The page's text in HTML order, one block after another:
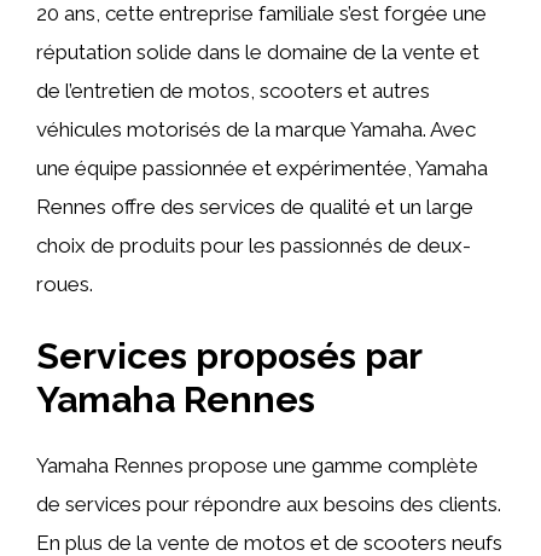
20 ans, cette entreprise familiale s’est forgée une
réputation solide dans le domaine de la vente et
de l’entretien de motos, scooters et autres
véhicules motorisés de la marque Yamaha. Avec
une équipe passionnée et expérimentée, Yamaha
Rennes offre des services de qualité et un large
choix de produits pour les passionnés de deux-
roues.
Services proposés par
Yamaha Rennes
Yamaha Rennes propose une gamme complète
de services pour répondre aux besoins des clients.
En plus de la vente de motos et de scooters neufs